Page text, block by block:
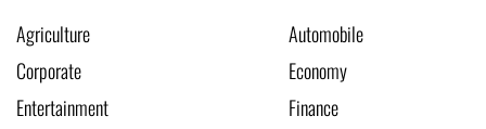
Agriculture
Automobile
Corporate
Economy
Entertainment
Finance